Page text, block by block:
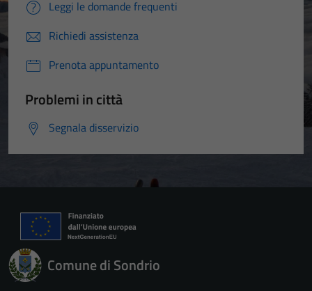
Leggi le domande frequenti
Richiedi assistenza
Prenota appuntamento
Problemi in città
Segnala disservizio
Comune di Sondrio